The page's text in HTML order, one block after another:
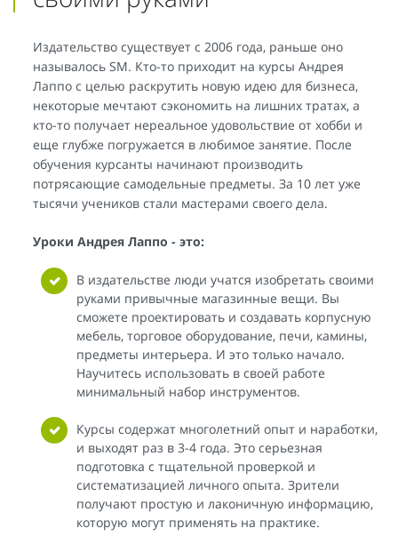
Издательство существует с 2006 года, раньше оно
называлось SM. Кто-то приходит на курсы Андрея
Лаппо с целью раскрутить новую идею для бизнеса,
некоторые мечтают сэкономить на лишних тратах, а
кто-то получает нереальное удовольствие от хобби и
еще глубже погружается в любимое занятие. После
обучения курсанты начинают производить
потрясающие самодельные предметы. За 10 лет уже
тысячи учеников стали мастерами своего дела.
Уроки Андрея Лаппо - это:
В издательстве люди учатся изобретать своими
руками привычные магазинные вещи. Вы
сможете проектировать и создавать корпусную
мебель, торговое оборудование, печи, камины,
предметы интерьера. И это только начало.
Научитесь использовать в своей работе
минимальный набор инструментов.
Курсы содержат многолетний опыт и наработки,
и выходят раз в 3-4 года. Это серьезная
подготовка с тщательной проверкой и
систематизацией личного опыта. Зрители
получают простую и лаконичную информацию,
которую могут применять на практике.